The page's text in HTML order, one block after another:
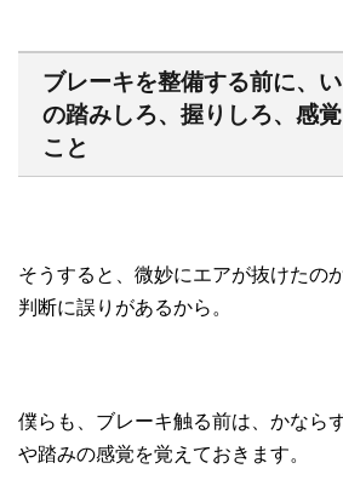
ブレーキを整備する前に、
の踏みしろ、握りしろ、感
こと
そうすると、微妙にエアが抜けたの
判断に誤りがあるから。
僕らも、ブレーキ触る前は、かなら
や踏みの感覚を覚えておきます。